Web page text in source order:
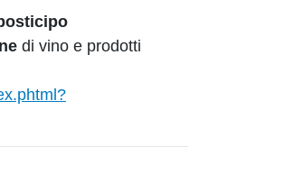
di vino e prodotti